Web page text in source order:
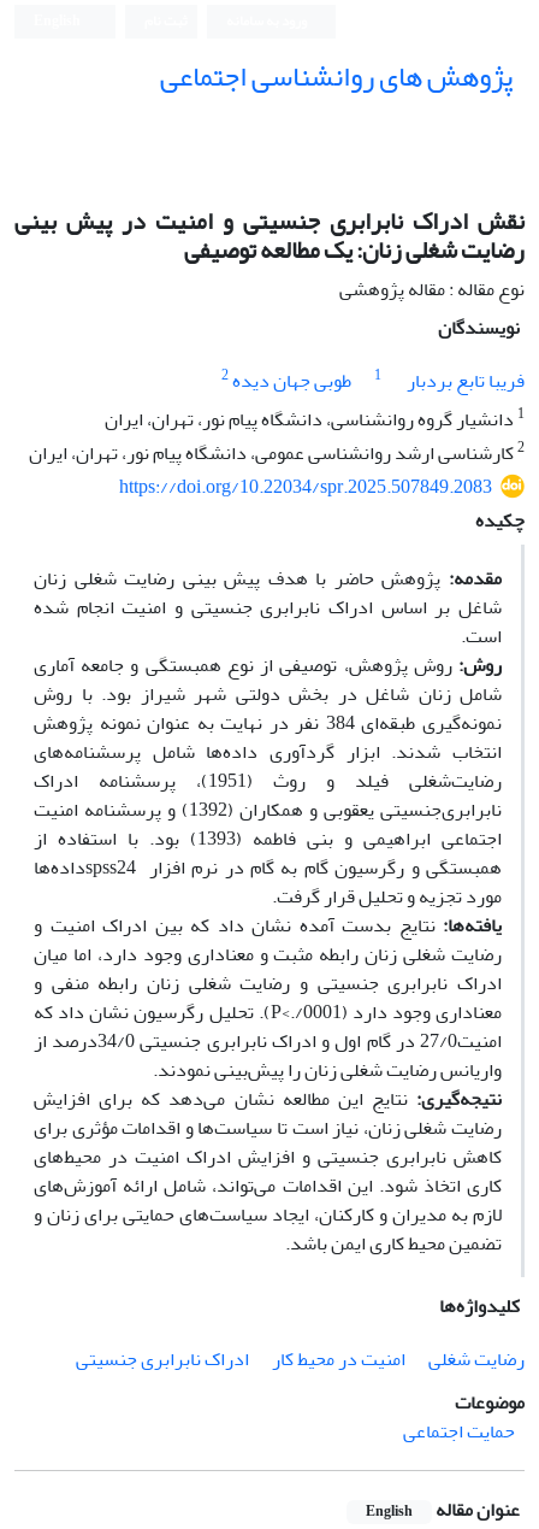
پژوهش های روانشناسی اجتماعی
نقش ادراک نابرابری جنسیتی و امنیت در پیش بینی
رضایت شغلی زنان: یک مطالعه توصیفی
نوع مقاله : مقاله پژوهشی
نویسندگان
فریبا تابع بردبار
1 طوبی جهان دیده2
1 دانشیار گروه روانشناسی، دانشگاه پیام نور، تهران، ایران
2کارشناسی ارشد روانشناسی عمومی، دانشگاه پیام نور، تهران، ایران
https://doi.org/10.22034/spr.2025.507849.2083
چکیده
مقدمه: پژوهش حاضر با هدف پیش بینی رضایت شغلی زنان
شاغل بر اساس ادراک نابرابری جنسیتی و امنیت انجام شده
است.
روش: روش پژوهش، توصیفی از نوع همبستگی و جامعه آماری
شامل زنان شاغل در بخش دولتی شهر شیراز بود. با روش
نمونه‌گیری طبقه‌ای 384 نفر در نهایت به عنوان نمونه پژوهش
انتخاب شدند. ابزار گردآوری داده‌ها شامل پرسشنامه‌های
رضایت‌شغلی فیلد و روث (1951)، پرسشنامه ادراک
نابرابری‌جنسیتی یعقوبی و همکاران (1392) و پرسشنامه امنیت
اجتماعی ابراهیمی و بنی فاطمه (1393) بود. با استفاده از
همبستگی و رگرسیون گام به گام در نرم افزار spss24داده‌ها
مورد تجزیه و تحلیل قرار گرفت.
یافته‌ها: نتایج بدست آمده نشان داد که بین ادراک امنیت و
رضایت شغلی زنان رابطه مثبت و معناداری وجود دارد، اما میان
ادراک نابرابری جنسیتی و رضایت شغلی زنان رابطه منفی و
معناداری وجود دارد (P<./0001). تحلیل رگرسیون نشان داد که
امنیت27/0
در گام اول و ادراک نابرابری جنسیتی 34/0درصد از
واریانس رضایت شغلی زنان را پیش‌بینی نمودند.
نتیجه‌گیری: نتایج این مطالعه نشان می‌دهد که برای افزایش
رضایت شغلی زنان، نیاز است تا سیاست‌ها و اقدامات مؤثری برای
کاهش نابرابری جنسیتی و افزایش ادراک امنیت در محیط‌های
کاری اتخاذ شود. این اقدامات می‌تواند، شامل ارائه آموزش‌های
لازم به مدیران و کارکنان، ایجاد سیاست‌های حمایتی برای زنان و
تضمین محیط کاری ایمن باشد.
کلیدواژه‌ها
رضایت شغلی
امنیت در محیط کار
ادراک نابرابری جنسیتی
موضوعات
حمایت اجتماعی
عنوان مقاله English